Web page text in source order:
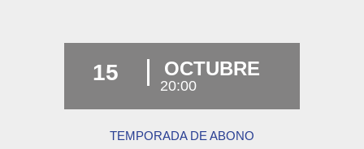
15 OCTUBRE
20:00
TEMPORADA DE ABONO